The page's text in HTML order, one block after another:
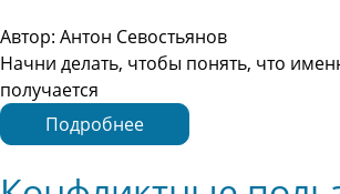
Автор: Антон Севостьянов
Начни делать, чтобы понять, что
получается
Подробнее